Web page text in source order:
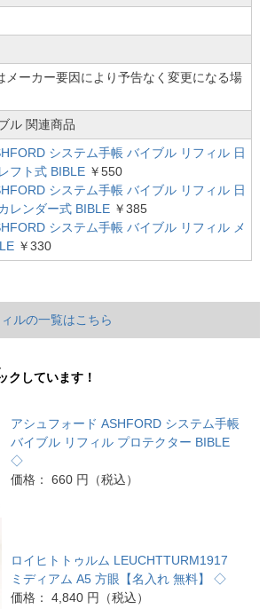
ーカー要因により予告なく変更になる場
ル 関連商品
システム手帳 バイブル リフィル 日
フト式 BIBLE ￥550
システム手帳 バイブル リフィル 日
レンダー式 BIBLE ￥385
システム手帳 バイブル リフィル メ
￥330
ルの一覧はこちら
クしています！
アシュフォード ASHFORD システム手帳
バイブル リフィル プロテクター BIBLE
◇
価格： 660 円（税込）
ロイヒトトゥルム LEUCHTTURM1917
ミディアム A5 方眼【名入れ 無料】 ◇
価格： 4,840 円（税込）